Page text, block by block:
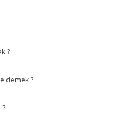
?
demek ?